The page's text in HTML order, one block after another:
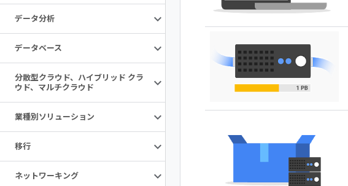
データ分析
データベース
分散型クラウド、ハイブリッド クラ
ウド、マルチクラウド
業種別ソリューション
移行
ネットワーキング